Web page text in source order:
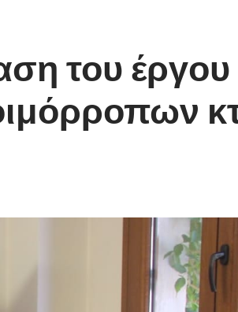
του έργου